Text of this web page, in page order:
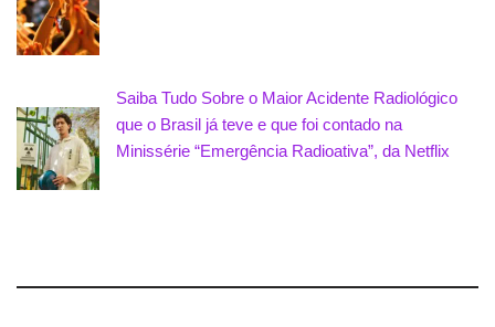
Saiba Tudo Sobre o Maior Acidente Radiológico
que o Brasil já teve e que foi contado na
Minissérie “Emergência Radioativa”, da Netflix